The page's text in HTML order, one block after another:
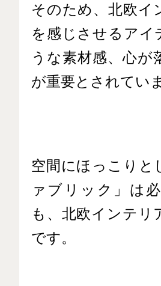
そのため、北欧イ
を感じさせるアイ
うな素材感、心
が重要とされてい
空間にほっこりと
ァブリック」は
も、北欧インテ
です。